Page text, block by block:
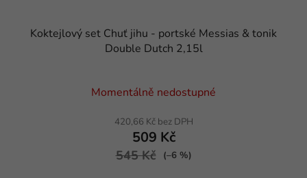
Koktejlový set Chuť jihu - portské Messias & tonik
Double Dutch 2,15l
Momentálně nedostupné
420,66 Kč bez DPH
509 Kč
545 Kč (–6 %)